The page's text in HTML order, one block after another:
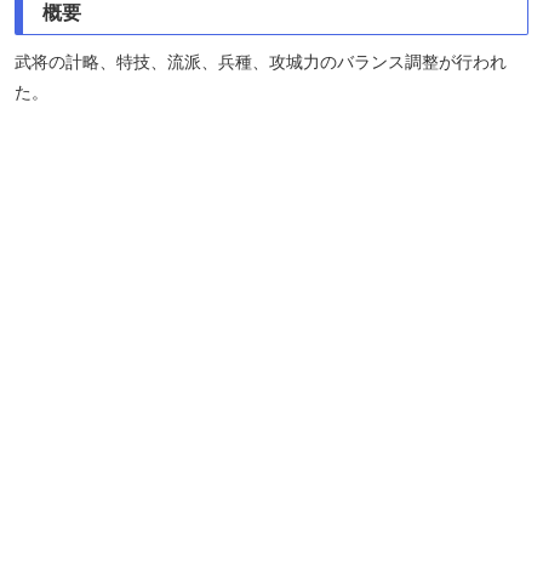
概要
武将の計略、特技、流派、兵種、攻城力のバランス調整が行われ
た。